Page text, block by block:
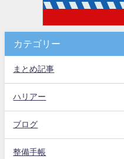
カテゴリー
まとめ記事
ハリアー
ブログ
整備手帳